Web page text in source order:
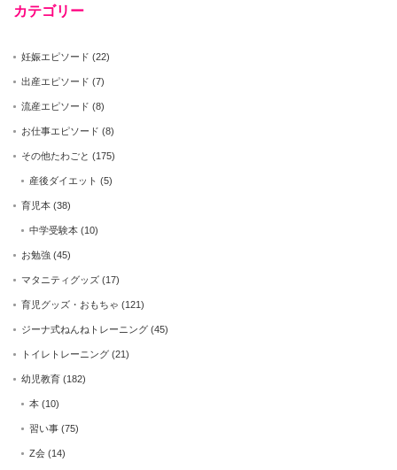
カテゴリー
妊娠エピソード (22)
出産エピソード (7)
流産エピソード (8)
お仕事エピソード (8)
その他たわごと (175)
産後ダイエット (5)
育児本 (38)
中学受験本 (10)
お勉強 (45)
マタニティグッズ (17)
育児グッズ・おもちゃ (121)
ジーナ式ねんねトレーニング (45)
トイレトレーニング (21)
幼児教育 (182)
本 (10)
習い事 (75)
Z会 (14)